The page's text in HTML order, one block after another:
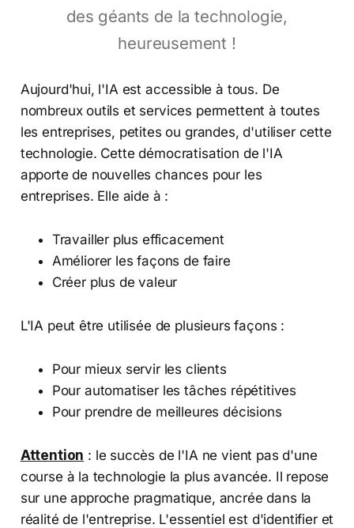
des géants de la technologie,
heureusement !
Aujourd'hui, l'IA est accessible à tous. De
nombreux outils et services permettent à toutes
les entreprises, petites ou grandes, d'utiliser cette
technologie. Cette démocratisation de l'IA
apporte de nouvelles chances pour les
entreprises. Elle aide à :
Travailler plus efficacement
Améliorer les façons de faire
Créer plus de valeur
L'IA peut être utilisée de plusieurs façons :
Pour mieux servir les clients
Pour automatiser les tâches répétitives
Pour prendre de meilleures décisions
Attention : le succès de l'IA ne vient pas d'une
course à la technologie la plus avancée. Il repose
sur une approche pragmatique, ancrée dans la
réalité de l'entreprise. L'essentiel est d'identifier et